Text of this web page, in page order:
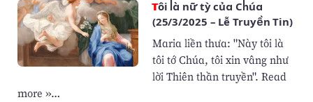
Tôi là nữ tỳ của Chúa
(25/3/2025 – Lễ Truyền Tin)
Maria liền thưa: "Này tôi là
tôi tớ Chúa, tôi xin vâng như
lời Thiên thần truyền". Read
more »…